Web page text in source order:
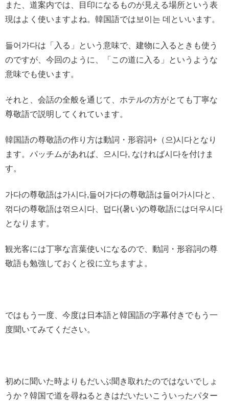
また、道案内では、目印になるものが見える場所という表
現はよく使いますよね。韓国語では보이는 데といいます。
들어가다は「入る」という意味で、建物に入るときも使う
のですが、今回のように、「この道に入る」というような
意味でも使います。
それと、会話の全般を通じて、ホテルの方がとても丁寧な
尊敬語で説明してくれています。
韓国語の尊敬語の作り方は動詞・形容詞+（으)시다となり
ます。パッチムがあれば、으시다, なければ시다を付けま
す。
가다の尊敬語は가시다,들어가다の尊敬語は들어가시다と、
꺾다の尊敬語は꺾으시다、덥다(暑い)の尊敬語には더우시다
となります。
観光客には丁寧な言葉使いになるので、動詞・形容詞の尊
敬語も勉強しておくと役に立ちますよ。
ではもう一度、今度は日本語と韓国語の字幕付きでもう一
度聞いてみてください。
初めに聞いた時よりもだいぶ聞き取れたのではないでしょ
うか？韓国で道を尋ねるときはだいたいこういったパター